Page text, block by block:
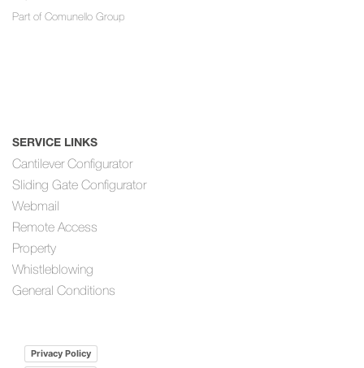
Part of Comunello Group
SERVICE LINKS
Cantilever Configurator
Sliding Gate Configurator
Webmail
Remote Access
Property
Whistleblowing
General Conditions
Privacy Policy